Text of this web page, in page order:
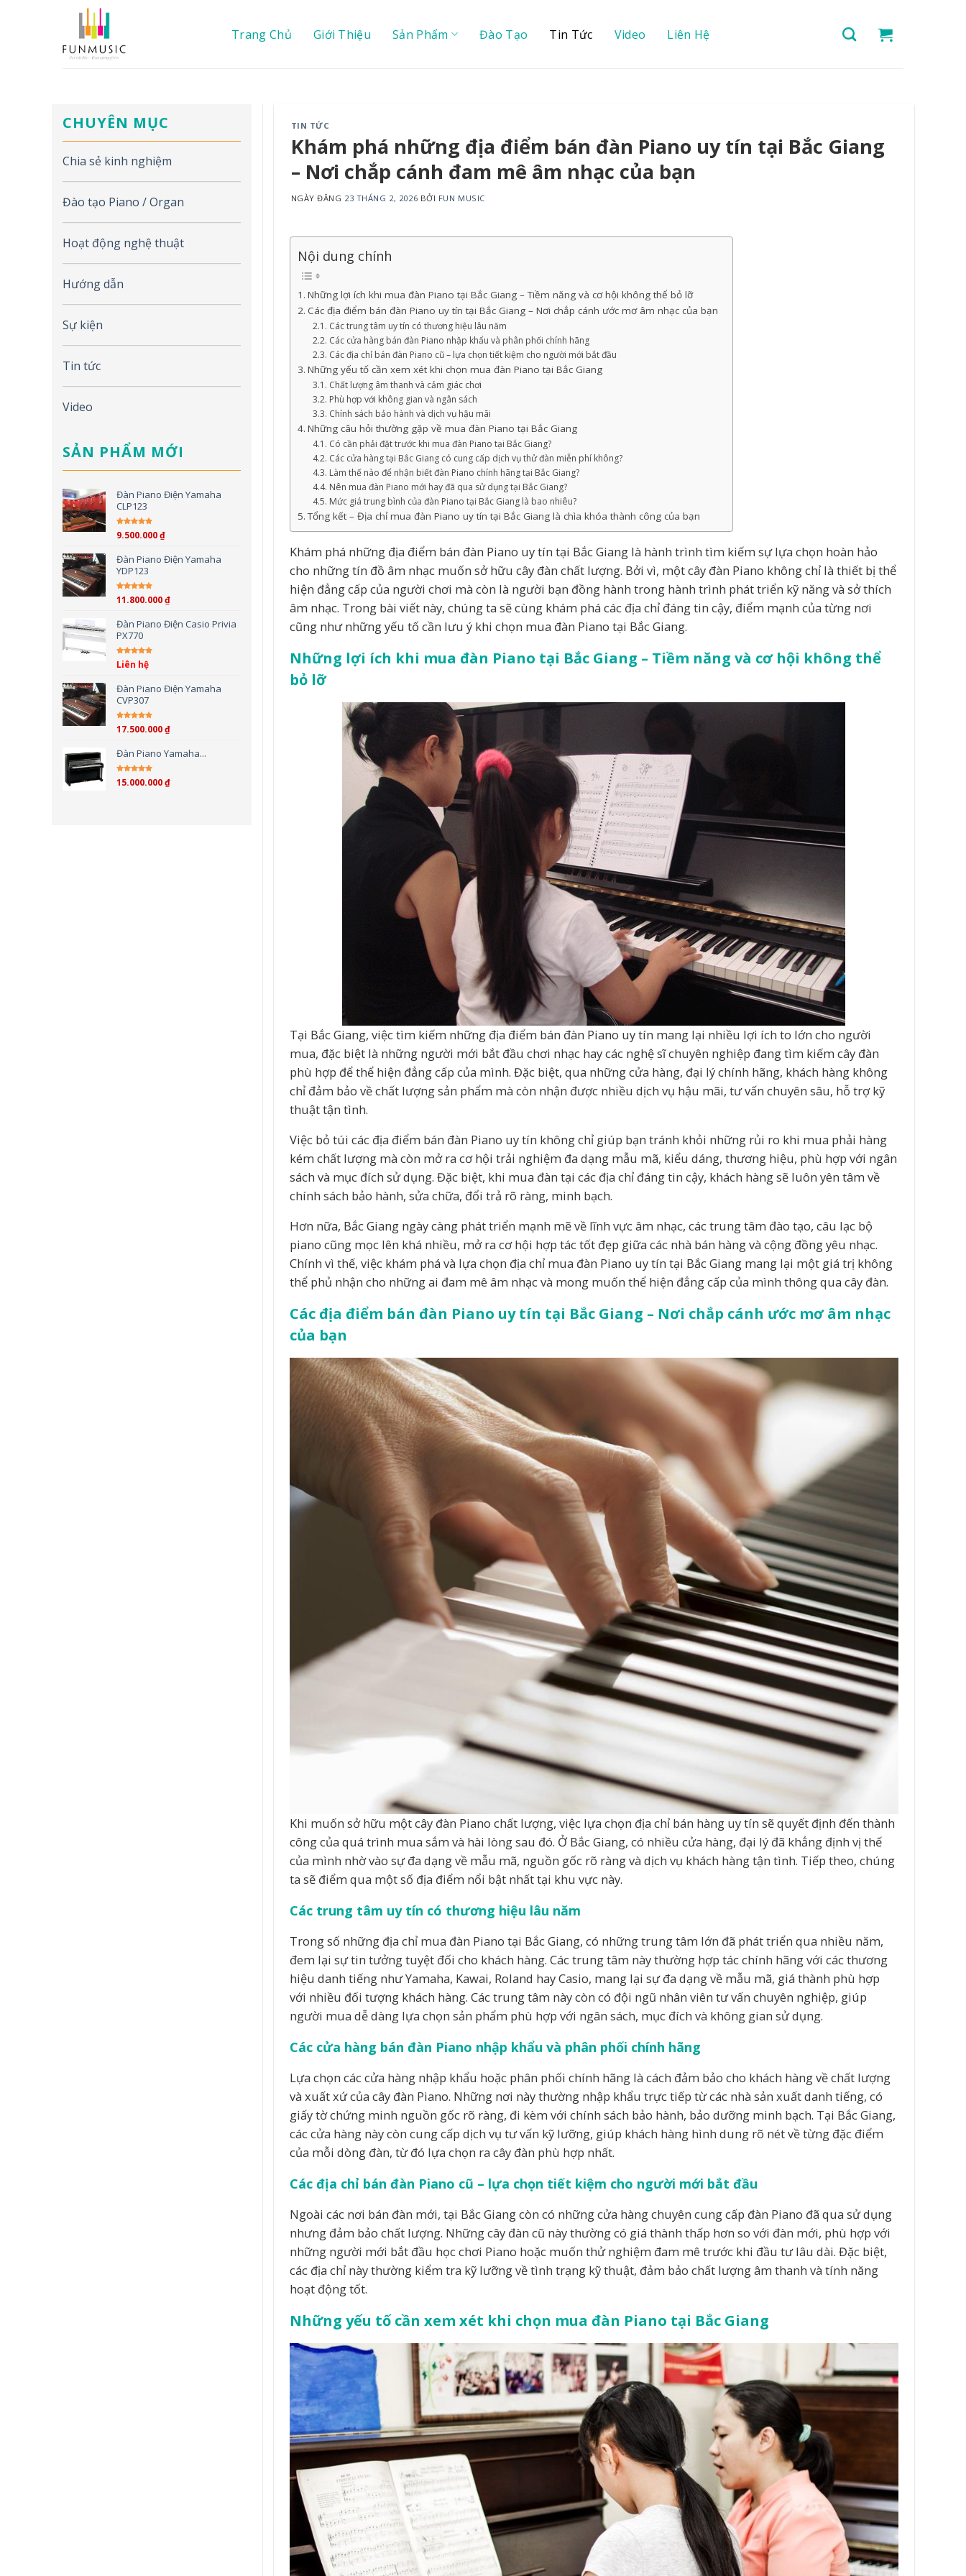
Trang Chủ Giới Thiệu Sản Phẩm Đào Tạo Tin Tức Video Liên Hệ
CHUYÊN MỤC
Chia sẻ kinh nghiệm
Đào tạo Piano / Organ
Hoạt động nghệ thuật
Hướng dẫn
Sự kiện
Tin tức
Video
SẢN PHẨM MỚI
Đàn Piano Điện Yamaha
CLP123
Được xếp hạng
9.500.000₫
Đàn Piano Điện Yamaha
YDP123
Được xếp hạng
11.800.000₫
Đàn Piano Điện Casio Privia
PX770
Được xếp hạng
Liên hệ
Đàn Piano Điện Yamaha
CVP307
Được xếp hạng
17.500.000₫
Đàn Piano Yamaha...
Được xếp hạng
15.000.000₫
TIN TỨC
Khám phá những địa điểm bán đàn Piano uy tín tại Bắc Giang
– Nơi chắp cánh đam mê âm nhạc của bạn
NGÀY ĐĂNG 23 THÁNG 2, 2026 BỞI FUN MUSIC
Nội dung chính
Những lợi ích khi mua đàn Piano tại Bắc Giang – Tiềm năng và cơ hội không thể bỏ lỡ
Các địa điểm bán đàn Piano uy tín tại Bắc Giang – Nơi chắp cánh ước mơ âm nhạc của bạn
Các trung tâm uy tín có thương hiệu lâu năm
Các cửa hàng bán đàn Piano nhập khẩu và phân phối chính hãng
Các địa chỉ bán đàn Piano cũ – lựa chọn tiết kiệm cho người mới bắt đầu
Những yếu tố cần xem xét khi chọn mua đàn Piano tại Bắc Giang
Chất lượng âm thanh và cảm giác chơi
Phù hợp với không gian và ngân sách
Chính sách bảo hành và dịch vụ hậu mãi
Những câu hỏi thường gặp về mua đàn Piano tại Bắc Giang
Có cần phải đặt trước khi mua đàn Piano tại Bắc Giang?
Các cửa hàng tại Bắc Giang có cung cấp dịch vụ thử đàn miễn phí không?
Làm thế nào để nhận biết đàn Piano chính hãng tại Bắc Giang?
Nên mua đàn Piano mới hay đã qua sử dụng tại Bắc Giang?
Mức giá trung bình của đàn Piano tại Bắc Giang là bao nhiêu?
Tổng kết – Địa chỉ mua đàn Piano uy tín tại Bắc Giang là chìa khóa thành công của bạn
Khám phá những địa điểm bán đàn Piano uy tín tại Bắc Giang là hành trình tìm kiếm sự lựa chọn hoàn hảo
cho những tín đồ âm nhạc muốn sở hữu cây đàn chất lượng. Bởi vì, một cây đàn Piano không chỉ là thiết bị thể
hiện đẳng cấp của người chơi mà còn là người bạn đồng hành trong hành trình phát triển kỹ năng và sở thích
âm nhạc. Trong bài viết này, chúng ta sẽ cùng khám phá các địa chỉ đáng tin cậy, điểm mạnh của từng nơi
cũng như những yếu tố cần lưu ý khi chọn mua đàn Piano tại Bắc Giang.
Những lợi ích khi mua đàn Piano tại Bắc Giang – Tiềm năng và cơ hội không thể
bỏ lỡ
Tại Bắc Giang, việc tìm kiếm những địa điểm bán đàn Piano uy tín mang lại nhiều lợi ích to lớn cho người
mua, đặc biệt là những người mới bắt đầu chơi nhạc hay các nghệ sĩ chuyên nghiệp đang tìm kiếm cây đàn
phù hợp để thể hiện đẳng cấp của mình. Đặc biệt, qua những cửa hàng, đại lý chính hãng, khách hàng không
chỉ đảm bảo về chất lượng sản phẩm mà còn nhận được nhiều dịch vụ hậu mãi, tư vấn chuyên sâu, hỗ trợ kỹ
thuật tận tình.
Việc bỏ túi các địa điểm bán đàn Piano uy tín không chỉ giúp bạn tránh khỏi những rủi ro khi mua phải hàng
kém chất lượng mà còn mở ra cơ hội trải nghiệm đa dạng mẫu mã, kiểu dáng, thương hiệu, phù hợp với ngân
sách và mục đích sử dụng. Đặc biệt, khi mua đàn tại các địa chỉ đáng tin cậy, khách hàng sẽ luôn yên tâm về
chính sách bảo hành, sửa chữa, đổi trả rõ ràng, minh bạch.
Hơn nữa, Bắc Giang ngày càng phát triển mạnh mẽ về lĩnh vực âm nhạc, các trung tâm đào tạo, câu lạc bộ
piano cũng mọc lên khá nhiều, mở ra cơ hội hợp tác tốt đẹp giữa các nhà bán hàng và cộng đồng yêu nhạc.
Chính vì thế, việc khám phá và lựa chọn địa chỉ mua đàn Piano uy tín tại Bắc Giang mang lại một giá trị không
thể phủ nhận cho những ai đam mê âm nhạc và mong muốn thể hiện đẳng cấp của mình thông qua cây đàn.
Các địa điểm bán đàn Piano uy tín tại Bắc Giang – Nơi chắp cánh ước mơ âm nhạc
của bạn
Khi muốn sở hữu một cây đàn Piano chất lượng, việc lựa chọn địa chỉ bán hàng uy tín sẽ quyết định đến thành
công của quá trình mua sắm và hài lòng sau đó. Ở Bắc Giang, có nhiều cửa hàng, đại lý đã khẳng định vị thế
của mình nhờ vào sự đa dạng về mẫu mã, nguồn gốc rõ ràng và dịch vụ khách hàng tận tình. Tiếp theo, chúng
ta sẽ điểm qua một số địa điểm nổi bật nhất tại khu vực này.
Các trung tâm uy tín có thương hiệu lâu năm
Trong số những địa chỉ mua đàn Piano tại Bắc Giang, có những trung tâm lớn đã phát triển qua nhiều năm,
đem lại sự tin tưởng tuyệt đối cho khách hàng. Các trung tâm này thường hợp tác chính hãng với các thương
hiệu danh tiếng như Yamaha, Kawai, Roland hay Casio, mang lại sự đa dạng về mẫu mã, giá thành phù hợp
với nhiều đối tượng khách hàng. Các trung tâm này còn có đội ngũ nhân viên tư vấn chuyên nghiệp, giúp
người mua dễ dàng lựa chọn sản phẩm phù hợp với ngân sách, mục đích và không gian sử dụng.
Các cửa hàng bán đàn Piano nhập khẩu và phân phối chính hãng
Lựa chọn các cửa hàng nhập khẩu hoặc phân phối chính hãng là cách đảm bảo cho khách hàng về chất lượng
và xuất xứ của cây đàn Piano. Những nơi này thường nhập khẩu trực tiếp từ các nhà sản xuất danh tiếng, có
giấy tờ chứng minh nguồn gốc rõ ràng, đi kèm với chính sách bảo hành, bảo dưỡng minh bạch. Tại Bắc Giang,
các cửa hàng này còn cung cấp dịch vụ tư vấn kỹ lưỡng, giúp khách hàng hình dung rõ nét về từng đặc điểm
của mỗi dòng đàn, từ đó lựa chọn ra cây đàn phù hợp nhất.
Các địa chỉ bán đàn Piano cũ – lựa chọn tiết kiệm cho người mới bắt đầu
Ngoài các nơi bán đàn mới, tại Bắc Giang còn có những cửa hàng chuyên cung cấp đàn Piano đã qua sử dụng
nhưng đảm bảo chất lượng. Những cây đàn cũ này thường có giá thành thấp hơn so với đàn mới, phù hợp với
những người mới bắt đầu học chơi Piano hoặc muốn thử nghiệm đam mê trước khi đầu tư lâu dài. Đặc biệt,
các địa chỉ này thường kiểm tra kỹ lưỡng về tình trạng kỹ thuật, đảm bảo chất lượng âm thanh và tính năng
hoạt động tốt.
Những yếu tố cần xem xét khi chọn mua đàn Piano tại Bắc Giang